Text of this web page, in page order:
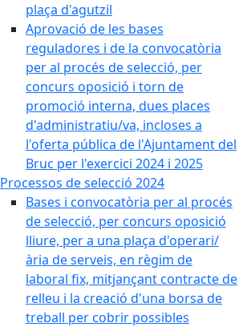
plaça d'agutzil
Aprovació de les bases
reguladores i de la convocatòria
per al procés de selecció, per
concurs oposició i torn de
promoció interna, dues places
d'administratiu/va, incloses a
l'oferta pública de l'Ajuntament del
Bruc per l'exercici 2024 i 2025
Processos de selecció 2024
Bases i convocatòria per al procés
de selecció, per concurs oposició
lliure, per a una plaça d'operari/
ària de serveis, en règim de
laboral fix, mitjançant contracte de
relleu i la creació d'una borsa de
treball per cobrir possibles